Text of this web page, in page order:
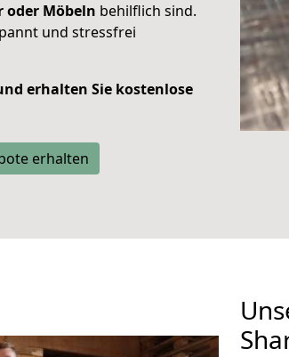
oder Möbeln behilflich sind.
und stressfrei
erhalten Sie kostenlose
erhalten